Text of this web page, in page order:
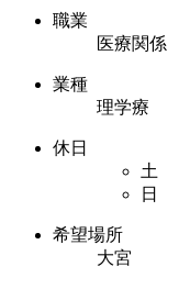
職業
医療関係
業種
理学療
休日
土
日
希望場所
大宮